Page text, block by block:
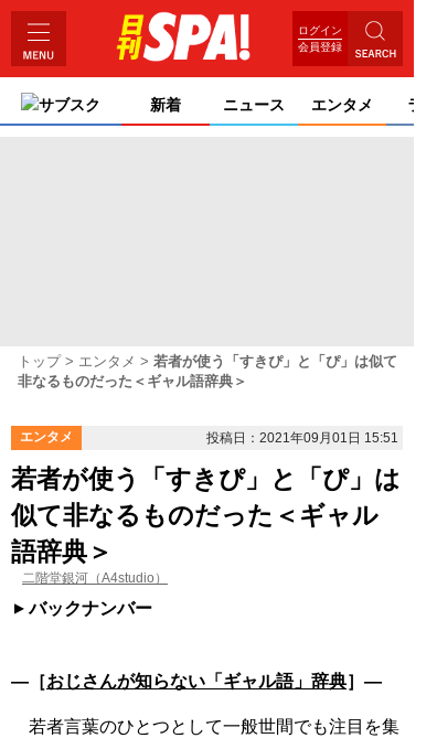
ログイン
会員登録
サブスク 新着 ニュース エンタメ ライ
トップ エンタメ
若者が使う「すきぴ」と「ぴ」は似て
非なるものだった＜ギャル語辞典＞
エンタメ 投稿日：2021年09月01日 15:51
若者が使う「すきぴ」と「ぴ」は
似て非なるものだった＜ギャル
語辞典＞
二階堂銀河（A4studio）
バックナンバー
―［おじさんが知らない「ギャル語」辞典］―
若者言葉のひとつとして一般世間でも注目を集